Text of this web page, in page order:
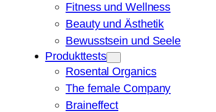
Fitness und Wellness
Beauty und Ästhetik
Bewusstsein und Seele
Produkttests
Rosental Organics
The female Company
Braineffect